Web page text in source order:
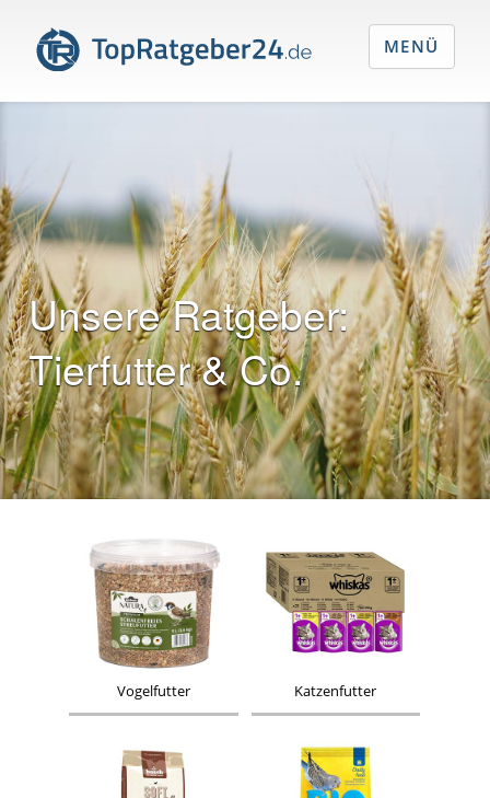
Unsere Ratgeber:
Tierfutter & Co.
Vogelfutter Katzenfutter
MENÜ